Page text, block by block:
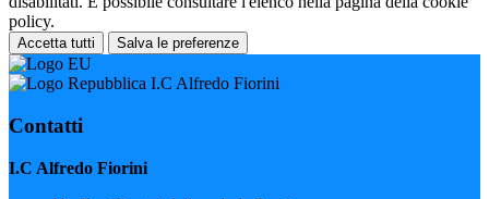
policy.
Accetta tutti Salva le preferenze
I.C Alfredo Fiorini
Contatti
I.C Alfredo Fiorini